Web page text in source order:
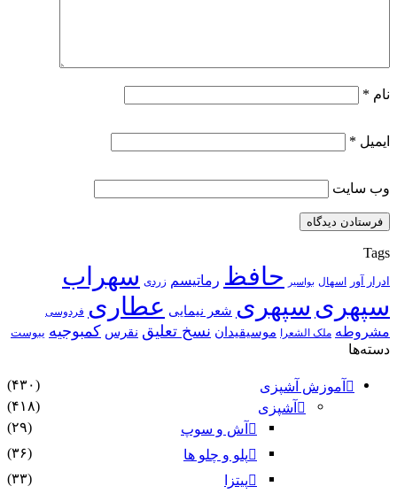
نام *
ایمیل *
وب‌ سایت
Tags
ادرار آور اسهال بواسیر حافظ رماتیسم زردی سهراب
سپهری سپهری شعر نیمایی عطاری فردوسی
مشروطه ملک الشعرا موسیقیدان نسخ تعلیق نقرس کمبوجیه یبوست
دسته‌ها
آموزش آشپزی
(۴۳۰)
آشپزی
(۴۱۸)
آش و سوپ
(۲۹)
پلو و چلو ها
(۳۶)
پیتزا
(۳۳)